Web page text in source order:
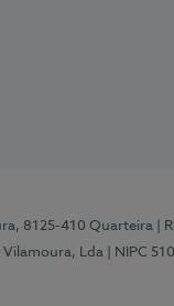
8125-410 Quarteira |
Vilamoura, Lda
| NIPC